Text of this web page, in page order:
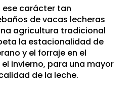
ese carácter tan
de vacas lecheras
agricultura tradicional
la estacionalidad de
y el forraje en el
invierno, para una mayor
de la leche.